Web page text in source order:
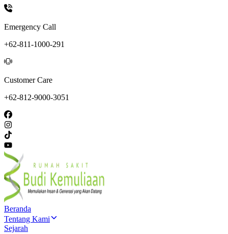
Emergency Call
+62-811-1000-291
Customer Care
+62-812-9000-3051
Beranda
Tentang Kami
Sejarah